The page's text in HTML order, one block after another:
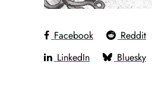
Facebook Reddit
LinkedIn
Bluesky